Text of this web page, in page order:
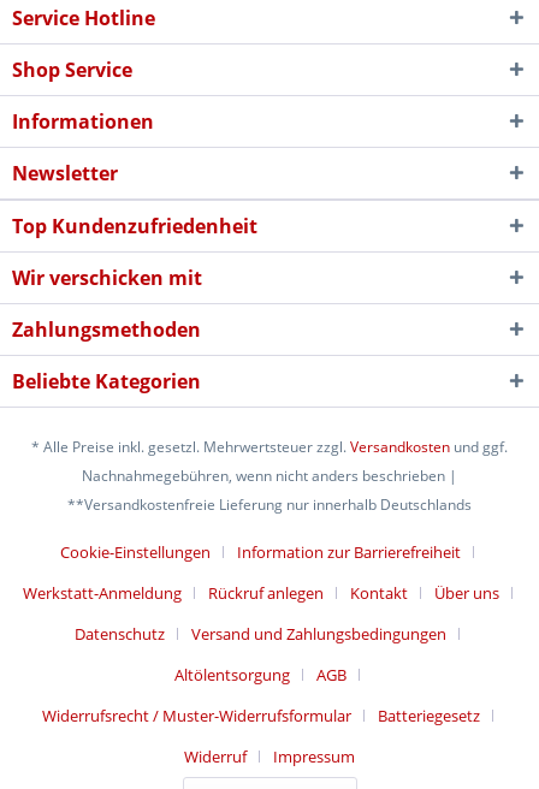
Service Hotline
Shop Service
Informationen
Newsletter
Top Kundenzufriedenheit
Wir verschicken mit
Zahlungsmethoden
Beliebte Kategorien
* Alle Preise inkl. gesetzl. Mehrwertsteuer zzgl.Versandkosten und ggf.
Nachnahmegebühren, wenn nicht anders beschrieben |
**Versandkostenfreie Lieferung nur innerhalb Deutschlands
Cookie-Einstellungen
Information zur Barrierefreiheit
Werkstatt-Anmeldung
Rückruf anlegen Kontakt
Über uns
Datenschutz
Versand und Zahlungsbedingungen
Altölentsorgung
AGB
Widerrufsrecht / Muster-Widerrufsformular
Batteriegesetz
Widerruf
Impressum